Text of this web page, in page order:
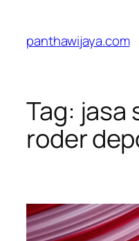
konten
panthawijaya.com
Tag: jasa
roder